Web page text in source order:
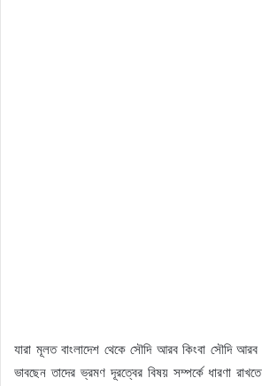
যারা মূলত বাংলাদেশ থেকে সৌদি আরব কিংবা সৌদি আরব
ভাবছেন তাদের ভ্রমণ দূরত্বের বিষয় সম্পর্কে ধারণা